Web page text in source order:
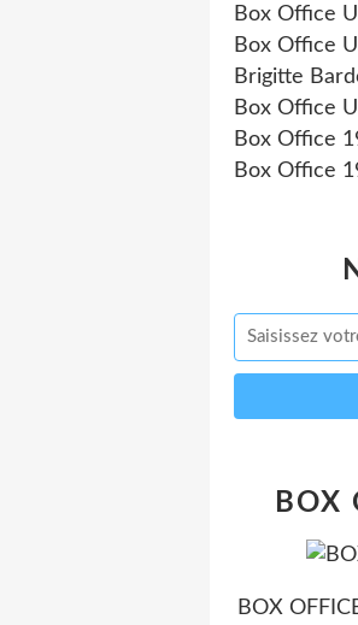
Box Office
Box Office
Brigitte
Box Office
Box Office
Box Office
BOX
BOX